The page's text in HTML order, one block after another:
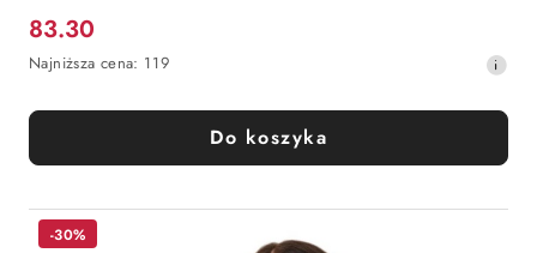
Cena
promocyjna:
83.30
Najniższa
z
30
przed
Najniższa cena: 119
Do koszyka
-30%